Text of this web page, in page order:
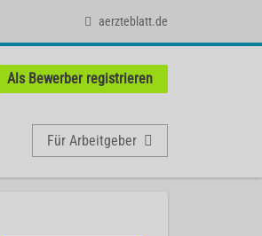
aerzteblatt.de
Als Bewerber registrieren
Für Arbeitgeber